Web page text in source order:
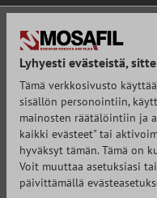
Lyhyesti evästeistä,
Tämä verkkosivusto
sisällön personointiin,
mainosten räätälöintiin ja
kaikki evästeet" tai
hyväksyt tämän. Tämä on
Voit muuttaa asetuksiasi
päivittämällä